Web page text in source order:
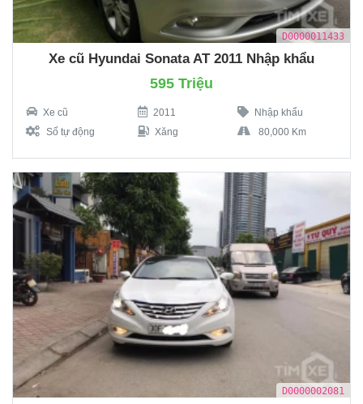
D0000011433
Xe cũ Hyundai Sonata AT 2011 Nhập khẩu
595 Triệu
Xe cũ 2011
Nhập khẩu
Số tự động
Xăng 80,000 Km
D0000002081